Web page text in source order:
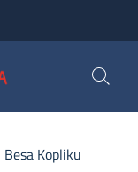
Besa Kopliku